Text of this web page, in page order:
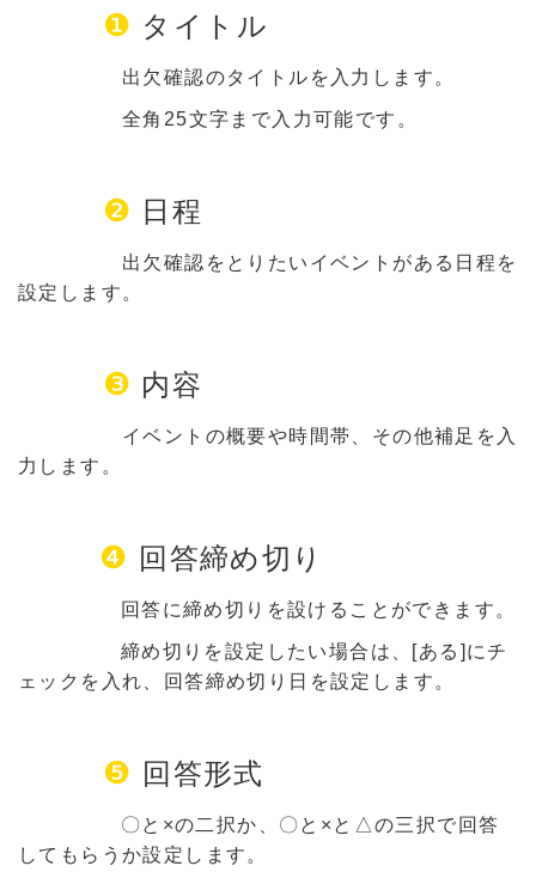
❶ タイトル
出欠確認のタイトルを入力します。
全角25文字まで入力可能です。
❷ 日程
出欠確認をとりたいイベントがある日程を
設定します。
❸ 内容
イベントの概要や時間帯、その他補足を入
力します。
❹ 回答締め切り
回答に締め切りを設けることができます。
締め切りを設定したい場合は、[ある]にチ
ェックを入れ、回答締め切り日を設定します。
❺ 回答形式
〇と×の二択か、〇と×と△の三択で回答
してもらうか設定します。